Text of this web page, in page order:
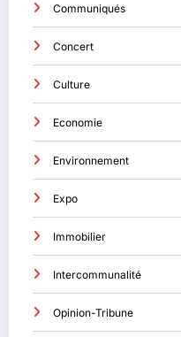
Communiqués
Concert
Culture
Economie
Environnement
Expo
Immobilier
Intercommunalité
Opinion-Tribune